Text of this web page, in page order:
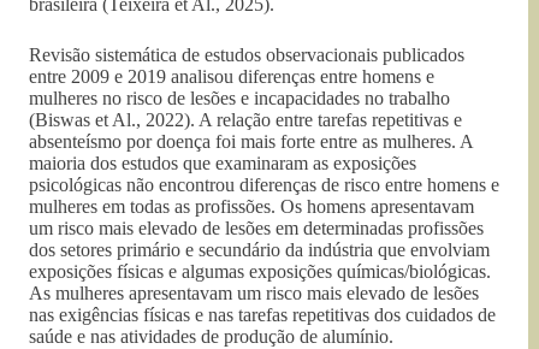
brasileira (Teixeira et Al., 2025).
Revisão sistemática de estudos observacionais publicados
entre 2009 e 2019 analisou diferenças entre homens e
mulheres no risco de lesões e incapacidades no trabalho
(Biswas et Al., 2022). A relação entre tarefas repetitivas e
absenteísmo por doença foi mais forte entre as mulheres. A
maioria dos estudos que examinaram as exposições
psicológicas não encontrou diferenças de risco entre homens e
mulheres em todas as profissões. Os homens apresentavam
um risco mais elevado de lesões em determinadas profissões
dos setores primário e secundário da indústria que envolviam
exposições físicas e algumas exposições químicas/biológicas.
As mulheres apresentavam um risco mais elevado de lesões
nas exigências físicas e nas tarefas repetitivas dos cuidados de
saúde e nas atividades de produção de alumínio.